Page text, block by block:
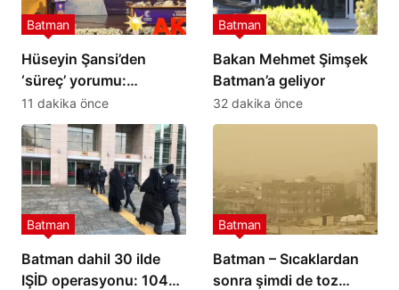
Hüseyin Şansi’den
‘süreç’ yorumu:
Bölgemizin geleceği
açısından önemli bir
adım
Batman
11 dakika önce
Bakan Mehmet Şimşek
Batman’a geliyor
Batman
32 dakika önce
Batman dahil 30 ilde
IŞİD operasyonu: 104
Batman
Batman – Sıcaklardan
sonra şimdi de toz
Batman